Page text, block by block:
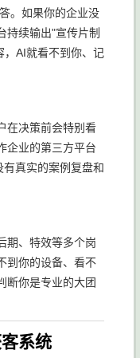
。如果你的企业没
持续输出"宣传片制
，AI就看不到你、记
在决策前会特别看
企业的第三方平台
真实的案例复盘和
期、特效等多个岗
到你的设备、看不
断你是专业的大团
系统